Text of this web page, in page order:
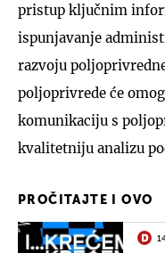
pristup ključnim
ispunjavanje
razvoju
poljoprivrede će
komunikaciju s
kvalitetniju analizu
PROČITAJTE I OVO